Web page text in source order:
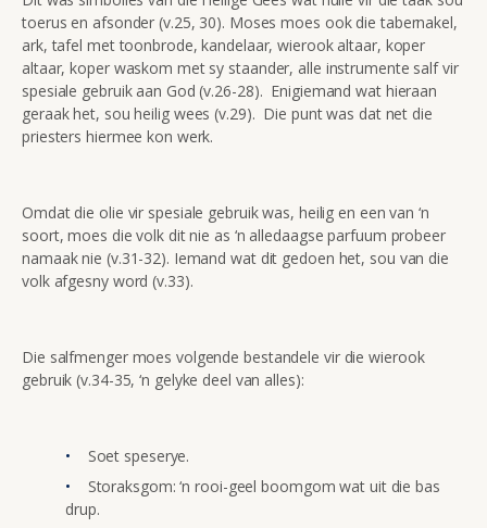
toerus en afsonder (v.25, 30). Moses moes ook die tabernakel,
ark, tafel met toonbrode, kandelaar, wierook altaar, koper
altaar, koper waskom met sy staander, alle instrumente salf vir
spesiale gebruik aan God (v.26-28). Enigiemand wat hieraan
geraak het, sou heilig wees (v.29). Die punt was dat net die
priesters hiermee kon werk.
Omdat die olie vir spesiale gebruik was, heilig en een van ‘n
soort, moes die volk dit nie as ‘n alledaagse parfuum probeer
namaak nie (v.31-32). Iemand wat dit gedoen het, sou van die
volk afgesny word (v.33).
Die salfmenger moes volgende bestandele vir die wierook
gebruik (v.34-35, ‘n gelyke deel van alles):
Soet speserye.
Storaksgom: ‘n rooi-geel boomgom wat uit die bas
drup.